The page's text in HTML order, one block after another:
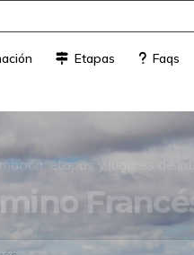
Etapas Faqs
etapas y lugares de